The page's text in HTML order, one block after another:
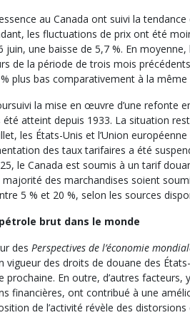
au Canada ont suivi la
les fluctuations de prix ont été
juin, une baisse de 5,7 %. En
de la période de trois mois
plus bas comparativement à la
la mise en œuvre d’une refonte
été atteint depuis 1933. La situation
les États-Unis et l’Union
des taux tarifaires a été
le Canada est soumis à un tarif
majorité des marchandises soient
5 % et 20 %, selon les sources
brut dans le monde
des Perspectives de l’économie
vigueur des droits de douane des
prochaine. En outre, d’autres
financières, ont contribué à une
de l’activité révèle des